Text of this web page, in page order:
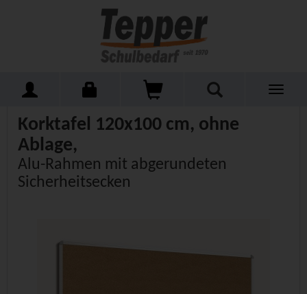
Toggle
Home Schulmöbel Wandtafeln Kork
Korktafel 120x100 cm, ohne
Ablage,
Alu-Rahmen mit abgerundeten
Sicherheitsecken